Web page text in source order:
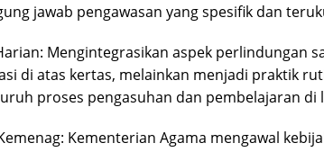
jawab pengawasan yang spesifik dan
Mengintegrasikan aspek perlindungan
di atas kertas, melainkan menjadi praktik
proses pengasuhan dan pembelajaran di
Kementerian Agama mengawal